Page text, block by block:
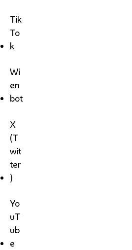
Tik
To
k
Wi
en
bot
X
(T
wit
ter
)
Yo
uT
ub
e